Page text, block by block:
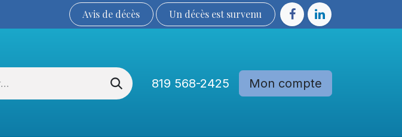
Avis de décès Un décès est sur​​​​​​​​ve​nu​​​​​​​​​​
819 568-2425 Mon compte